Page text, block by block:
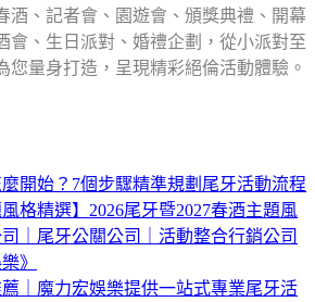
酒、記者會、園遊會、頒獎典禮、開幕
會、生日派對、婚禮企劃，從小派對至
您量身打造，呈現精彩絕倫活動體驗。
開始？7個步驟精準規劃尾牙活動流程
風格精選】2026尾牙暨2027春酒主題風
｜尾牙公關公司｜活動整合行銷公司
》
｜魔力宏娛樂提供一站式專業尾牙活